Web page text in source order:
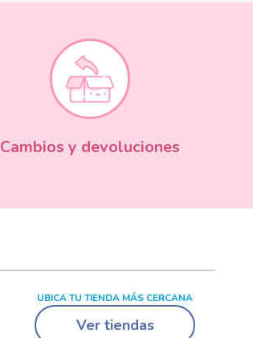
Cambios y devoluciones
UBICA TU TIENDA MÁS CERCANA
Ver tiendas